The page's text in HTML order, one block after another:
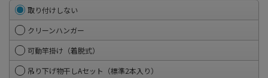
取り付けしない
クリーンハンガー
可動竿掛け（着脱式）
吊り下げ物干しAセット（標準2本入り）